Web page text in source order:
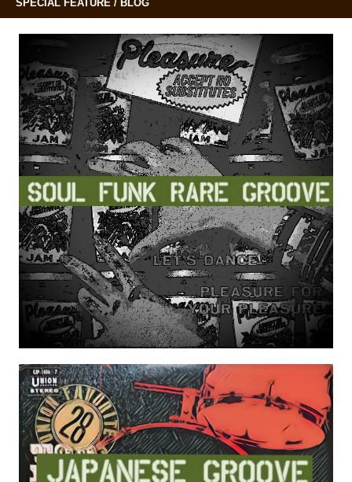
SPECIAL FEATURE / BLOG